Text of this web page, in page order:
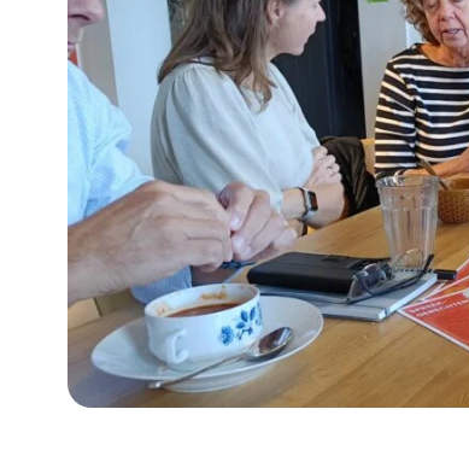
Advies of hulp nodig?
Je kunt altijd contact met ons
Vraag stellen
030 231
7511